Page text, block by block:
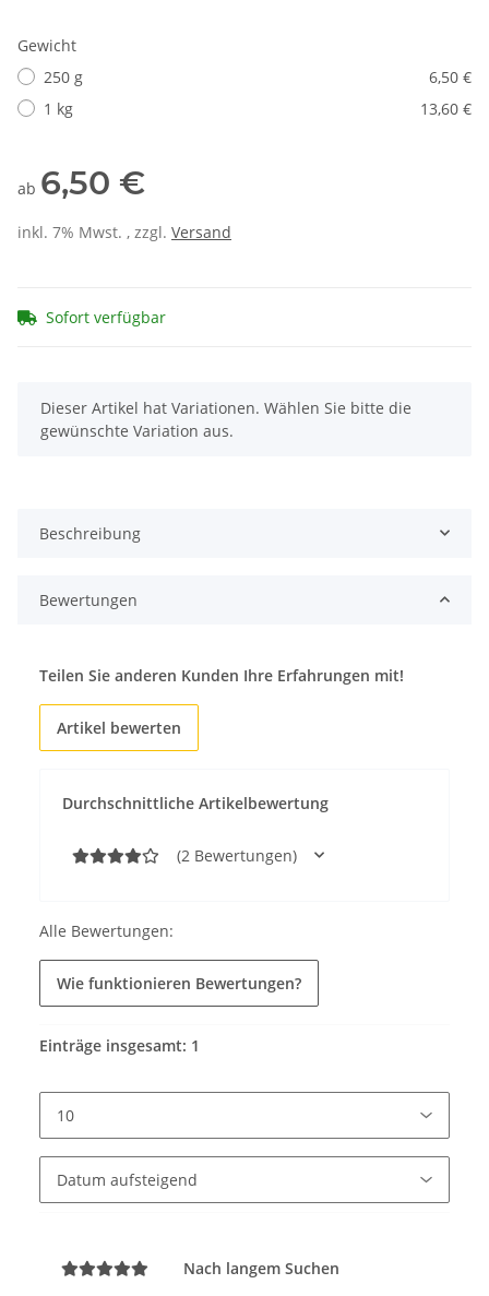
Gewicht
250 g
6,50 €
1 kg
13,60 €
ab 6,50 €
inkl. 7% Mwst. , zzgl. Versand
Sofort verfügbar
x
Dieser Artikel hat Variationen. Wählen Sie bitte die
gewünschte Variation aus.
Beschreibung
Bewertungen
Durchschnittliche Artikelbewertung
(2 Bewertungen)
Teilen Sie anderen Kunden Ihre Erfahrungen mit!
Artikel bewerten
Alle Bewertungen:
Wie funktionieren Bewertungen?
Einträge insgesamt: 1
Nach langem Suchen